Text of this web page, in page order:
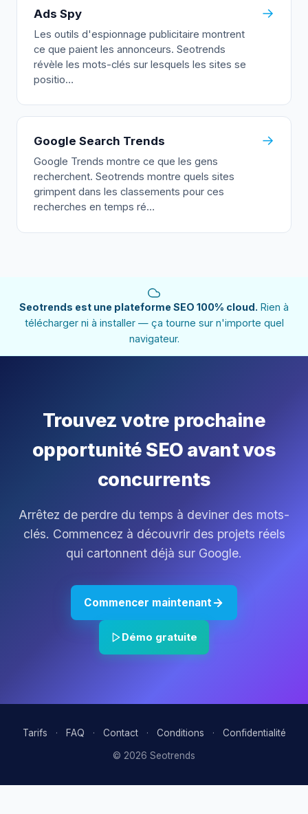
Ads Spy
Les outils d'espionnage publicitaire montrent
ce que paient les annonceurs. Seotrends
révèle les mots-clés sur lesquels les sites se
positio…
→
Google Search Trends
Google Trends montre ce que les gens
recherchent. Seotrends montre quels sites
grimpent dans les classements pour ces
recherches en temps ré…
→
Seotrends est une plateforme SEO 100% cloud. Rien à
télécharger ni à installer — ça tourne sur n'importe quel
navigateur.
Trouvez votre prochaine
opportunité SEO avant vos
concurrents
Arrêtez de perdre du temps à deviner des mots-
clés. Commencez à découvrir des projets réels
qui cartonnent déjà sur Google.
Commencer maintenant
Démo gratuite
Tarifs · FAQ · Contact · Conditions · Confidentialité
© 2026 Seotrends